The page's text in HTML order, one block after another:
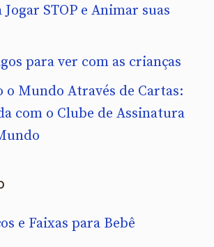
Jogar STOP e Animar suas
para ver com as crianças
o Mundo Através de Cartas:
com o Clube de Assinatura
e Faixas para Bebê